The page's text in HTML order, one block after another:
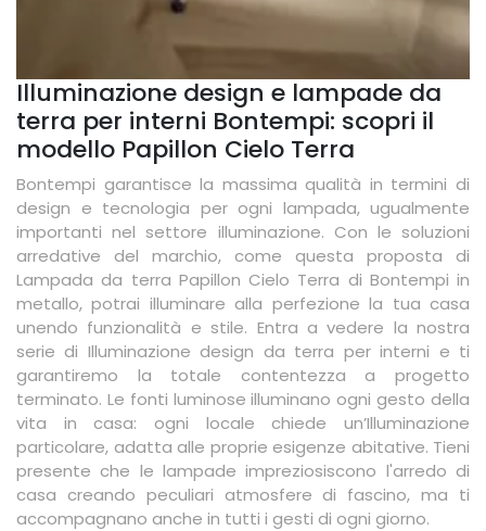
Illuminazione design e lampade da
terra per interni Bontempi: scopri il
modello Papillon Cielo Terra
Bontempi garantisce la massima qualità in termini di
design e tecnologia per ogni lampada, ugualmente
importanti nel settore illuminazione. Con le soluzioni
arredative del marchio, come questa proposta di
Lampada da terra Papillon Cielo Terra di Bontempi in
metallo, potrai illuminare alla perfezione la tua casa
unendo funzionalità e stile. Entra a vedere la nostra
serie di Illuminazione design da terra per interni e ti
garantiremo la totale contentezza a progetto
terminato. Le fonti luminose illuminano ogni gesto della
vita in casa: ogni locale chiede un’Illuminazione
particolare, adatta alle proprie esigenze abitative. Tieni
presente che le lampade impreziosiscono l'arredo di
casa creando peculiari atmosfere di fascino, ma ti
accompagnano anche in tutti i gesti di ogni giorno.